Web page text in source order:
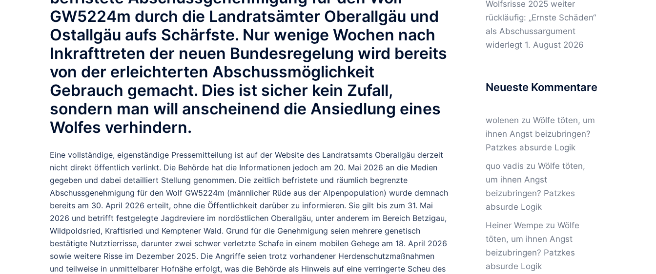
GW5224m durch die Landratsämter Oberallgäu und
Ostallgäu aufs Schärfste. Nur wenige Wochen nach
Inkrafttreten der neuen Bundesregelung wird bereits
von der erleichterten Abschussmöglichkeit
Gebrauch gemacht. Dies ist sicher kein Zufall,
sondern man will anscheinend die Ansiedlung eines
Wolfes verhindern.
Eine vollständige, eigenständige Pressemitteilung ist auf der Website des Landratsamts Oberallgäu derzeit
nicht direkt öffentlich verlinkt. Die Behörde hat die Informationen jedoch am 20. Mai 2026 an die Medien
gegeben und dabei detailliert Stellung genommen. Die zeitlich befristete und räumlich begrenzte
Abschussgenehmigung für den Wolf GW5224m (männlicher Rüde aus der Alpenpopulation) wurde demnach
bereits am 30. April 2026 erteilt, ohne die Öffentlichkeit darüber zu informieren. Sie gilt bis zum 31. Mai
2026 und betrifft festgelegte Jagdreviere im nordöstlichen Oberallgäu, unter anderem im Bereich Betzigau,
Wildpoldsried, Kraftisried und Kemptener Wald. Grund für die Genehmigung seien mehrere genetisch
bestätigte Nutztierrisse, darunter zwei schwer verletzte Schafe in einem mobilen Gehege am 18. April 2026
sowie weitere Risse im Dezember 2025. Die Angriffe seien trotz vorhandener Herdenschutzmaßnahmen
und teilweise in unmittelbarer Hofnähe erfolgt, was die Behörde als Hinweis auf eine verringerte Scheu des
Wolfsrisse 2025 weiter
rückläufig: „Ernste Schäden“
als Abschussargument
widerlegt 1. August 2026
Neueste Kommentare
wolenen zu Wölfe töten, um
ihnen Angst beizubringen?
Patzkes absurde Logik
quo vadis zu Wölfe töten,
um ihnen Angst
beizubringen? Patzkes
absurde Logik
Heiner Wempe zu Wölfe
töten, um ihnen Angst
beizubringen? Patzkes
absurde Logik